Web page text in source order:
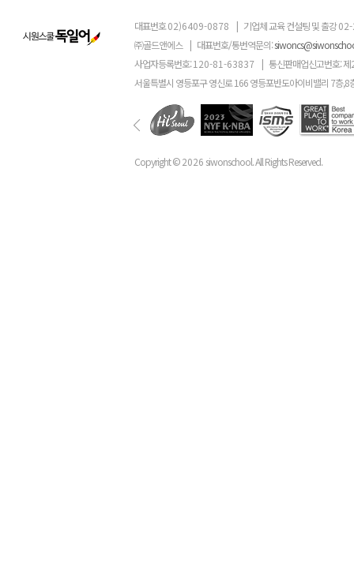
대표번호02)6409-0878 | 기업체 교육 컨설팅 및 출강
㈜골드앤에스 | 대표번호/통번역문의:
사업자등록번호:120-81-63837 | 통신판매업신고번호: 제
서울특별시 영등포구 영신로 166 영등포반도아이비밸리 7층,8
Copyright ©2026 siwonschool. All Rights Reserved.